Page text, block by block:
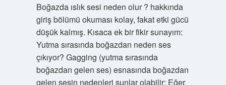
Boğazda ıslık sesi neden olur ? hakkında
giriş bölümü okuması kolay, fakat etki gücü
düşük kalmış. Kısaca ek bir fikir sunayım:
Yutma sırasında boğazdan neden ses
çıkıyor? Gagging (yutma sırasında
boğazdan gelen ses) esnasında boğazdan
gelen sesin nedenleri şunlar olabilir: Eğer